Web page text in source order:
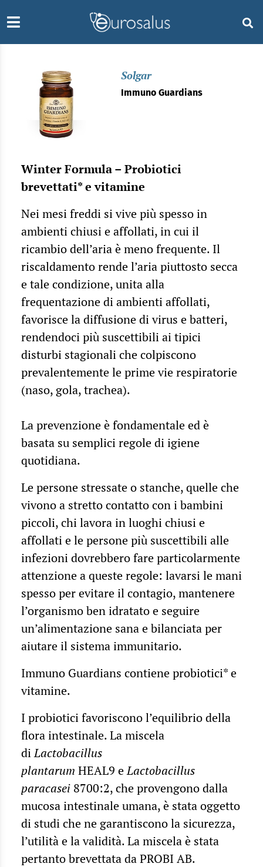
Solgar
Immuno Guardians
Winter Formula – Probiotici
brevettati* e vitamine
Nei mesi freddi si vive più spesso in
ambienti chiusi e affollati, in cui il
ricambio dell’aria è meno frequente. Il
riscaldamento rende l’aria piuttosto secca
e tale condizione, unita alla
frequentazione di ambienti affollati,
favorisce la diffusione di virus e batteri,
rendendoci più suscettibili ai tipici
disturbi stagionali che colpiscono
prevalentemente le prime vie respiratorie
(naso, gola, trachea).
La prevenzione è fondamentale ed è
basata su semplici regole di igiene
quotidiana.
Le persone stressate o stanche, quelle che
vivono a stretto contatto con i bambini
piccoli, chi lavora in luoghi chiusi e
affollati e le persone più suscettibili alle
infezioni dovrebbero fare particolarmente
attenzione a queste regole: lavarsi le mani
spesso per evitare il contagio, mantenere
l’organismo ben idratato e seguire
un’alimentazione sana e bilanciata per
aiutare il sistema immunitario.
Immuno Guardians contiene probiotici* e
vitamine.
I probiotici favoriscono l’equilibrio della
flora intestinale. La miscela
diLactobacillus
plantarum HEAL9 eLactobacillus
paracasei 8700:2, che provengono dalla
mucosa intestinale umana, è stata oggetto
di studi che ne garantiscono la sicurezza,
l’utilità e la validità. La miscela è stata
pertanto brevettata da PROBI AB.